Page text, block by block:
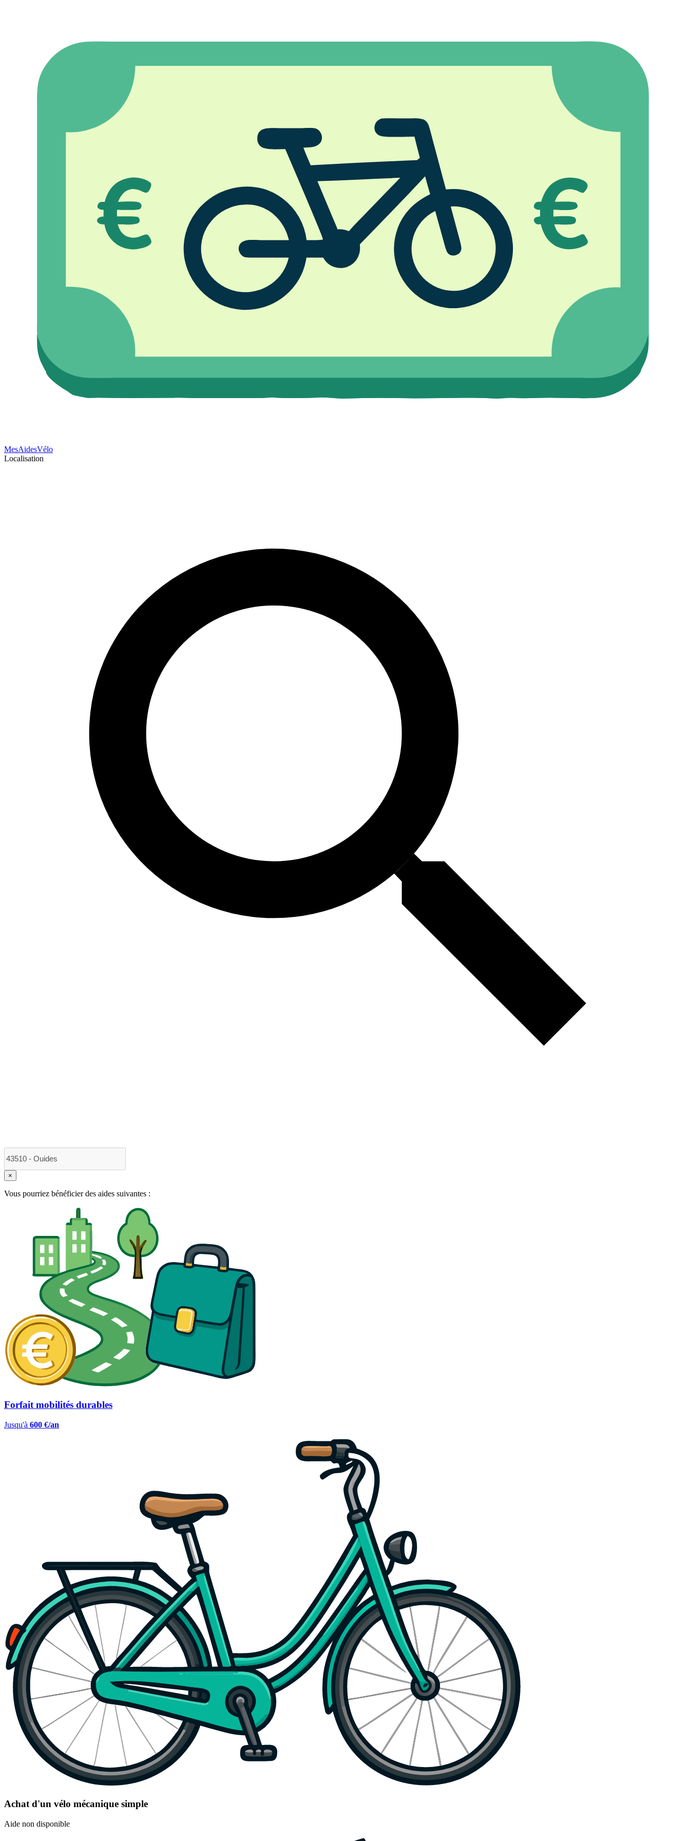
MesAidesVélo
Localisation
×
Vous pourriez bénéficier des aides suivantes :
Forfait mobilités durables
Jusqu'à 600 €/an
Achat d'un vélo mécanique simple
Aide non disponible